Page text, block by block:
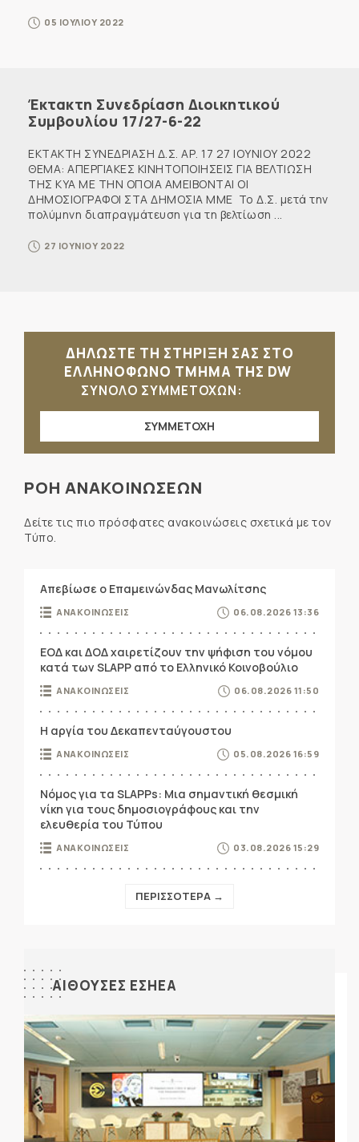
05 ΙΟΥΛΙΟΥ 2022
Έκτακτη Συνεδρίαση Διοικητικού
Συμβουλίου 17/27-6-22
ΕΚΤΑΚΤΗ ΣΥΝΕΔΡΙΑΣΗ Δ.Σ. ΑΡ. 17 27 ΙΟΥΝΙΟΥ 2022
ΘΕΜΑ: ΑΠΕΡΓΙΑΚΕΣ ΚΙΝΗΤΟΠΟΙΗΣΕΙΣ ΓΙΑ ΒΕΛΤΙΩΣΗ
ΤΗΣ ΚΥΑ ΜΕ ΤΗΝ ΟΠΟΙΑ ΑΜΕΙΒΟΝΤΑΙ ΟΙ
ΔΗΜΟΣΙΟΓΡΑΦΟΙ ΣΤΑ ΔΗΜΟΣΙΑ ΜΜΕ Το Δ.Σ. μετά την
πολύμηνη διαπραγμάτευση για τη βελτίωση ...
27 ΙΟΥΝΙΟΥ 2022
ΔΗΛΩΣΤΕ ΤΗ ΣΤΗΡΙΞΗ ΣΑΣ ΣΤΟ
ΕΛΛΗΝΟΦΩΝΟ ΤΜΗΜΑ ΤΗΣ DW
ΣΥΝΟΛΟ ΣΥΜΜΕΤΟΧΩΝ:
ΣΥΜΜΕΤΟΧΗ
ΡΟΗ ΑΝΑΚΟΙΝΩΣΕΩΝ
Δείτε τις πιο πρόσφατες ανακοινώσεις σχετικά με τον
Τύπο.
Απεβίωσε ο Επαμεινώνδας Μανωλίτσης
ΑΝΑΚΟΙΝΩΣΕΙΣ 06.08.2026 13:36
ΕΟΔ και ΔΟΔ χαιρετίζουν την ψήφιση του νόμου
κατά των SLAPP από το Ελληνικό Κοινοβούλιο
ΑΝΑΚΟΙΝΩΣΕΙΣ 06.08.2026 11:50
Η αργία του Δεκαπενταύγουστου
ΑΝΑΚΟΙΝΩΣΕΙΣ 05.08.2026 16:59
Νόμος για τα SLAPPs: Μια σημαντική θεσμική
νίκη για τους δημοσιογράφους και την
ελευθερία του Τύπου
ΑΝΑΚΟΙΝΩΣΕΙΣ 03.08.2026 15:29
ΠΕΡΙΣΣΟΤΕΡΑ →
ΑΙΘΟΥΣΕΣ ΕΣΗΕΑ